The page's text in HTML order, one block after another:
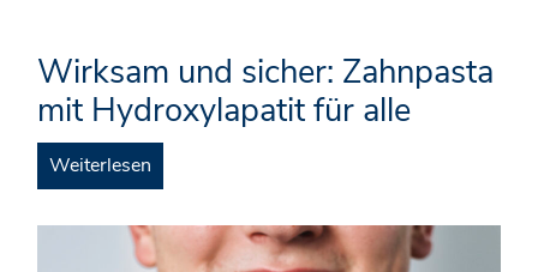
Wirksam und sicher: Zahnpasta
mit Hydroxylapatit für alle
Weiterlesen